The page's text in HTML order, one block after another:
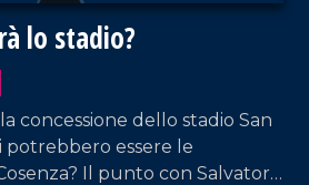
lo stadio?
concessione dello stadio San
potrebbero essere le
Il punto con Salvatore